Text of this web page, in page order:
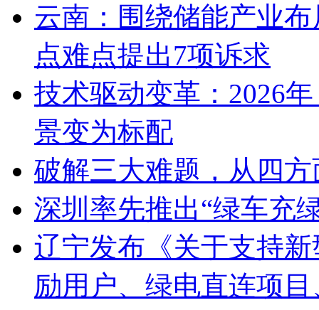
云南：围绕储能产业
点难点提出7项诉求
技术驱动变革：2026
景变为标配
破解三大难题，从四
深圳率先推出“绿车充
辽宁发布《关于支持
励用户、绿电直连项